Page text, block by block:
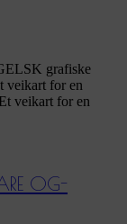
grafiske
veikart for en
veikart for en
OG-